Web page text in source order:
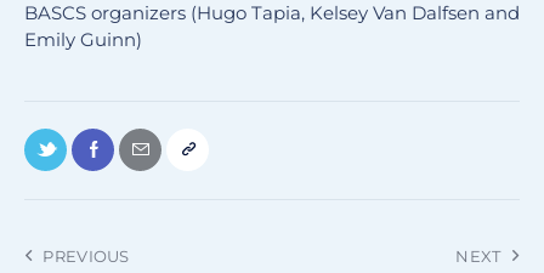
BASCS organizers (Hugo Tapia, Kelsey Van Dalfsen and
Emily Guinn)
PREVIOUS NEXT